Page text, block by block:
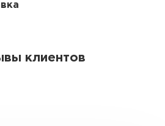
клиентов